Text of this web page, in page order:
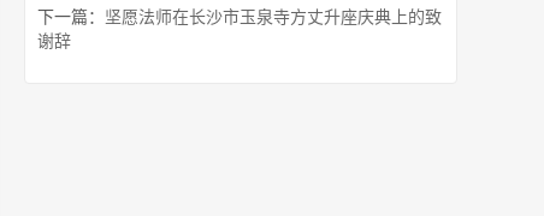
下一篇： 坚愿法师在长沙市玉泉寺方丈升座庆典上的致
谢辞